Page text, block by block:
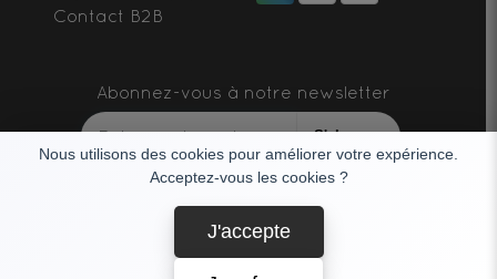
Nous utilisons des cookies pour améliorer votre expérience.
Acceptez-vous les cookies ?
J'accepte
Contact B2B
Abonnez-vous à notre newsletter
S'abonner